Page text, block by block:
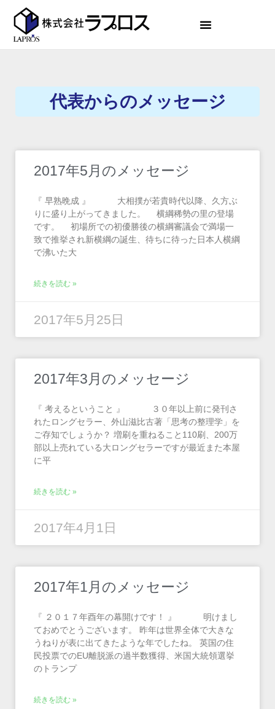
代表からのメッセージ
2017年5月のメッセージ
『 早熟晩成 』 大相撲が若貴時代以降、久方ぶ
りに盛り上がってきました。 横綱稀勢の里の登場
です。 初場所での初優勝後の横綱審議会で満場一
致で推挙され新横綱の誕生、待ちに待った日本人横綱
で沸いた大
続きを読む »
2017年5月25日
2017年3月のメッセージ
『 考えるということ 』 ３０年以上前に発刊さ
れたロングセラー、外山滋比古著「思考の整理学」を
ご存知でしょうか？ 増刷を重ねること110刷、200万
部以上売れている大ロングセラーですが最近また本屋
に平
続きを読む »
2017年4月1日
2017年1月のメッセージ
『 ２０１７年酉年の幕開けです！ 』 明けまし
ておめでとうございます。 昨年は世界全体で大きな
うねりが表に出てきたような年でしたね。 英国の住
民投票でのEU離脱派の過半数獲得、米国大統領選挙
のトランプ
続きを読む »